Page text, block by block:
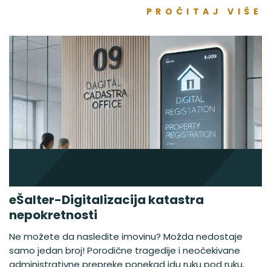
PROČITAJ VIŠE
eŠalter-Digitalizacija katastra
nepokretnosti
Ne možete da nasledite imovinu? Možda nedostaje
samo jedan broj! Porodične tragedije i neočekivane
administrativne prepreke ponekad idu ruku pod ruku.